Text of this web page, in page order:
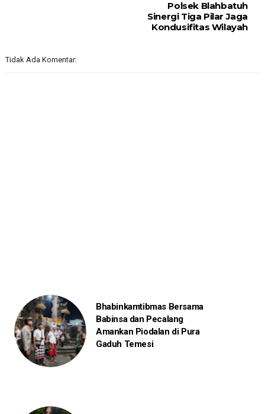
Polsek Blahbatuh
Sinergi Tiga Pilar Jaga
Kondusifitas Wilayah
Tidak Ada Komentar:
Bhabinkamtibmas Bersama
Babinsa dan Pecalang
Amankan Piodalan di Pura
Gaduh Temesi